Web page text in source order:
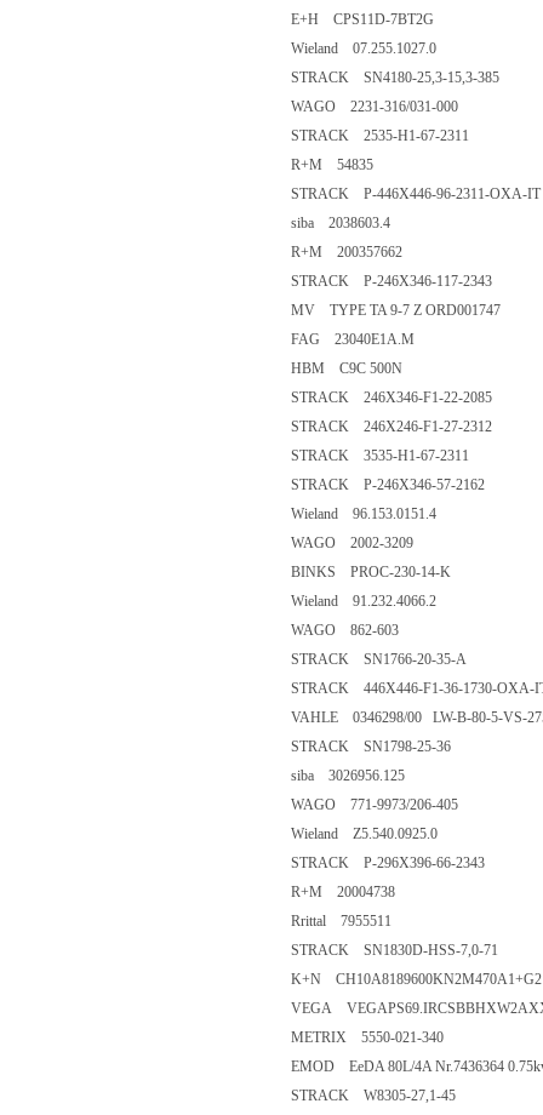
E+H CPS11D-7BT2G
Wieland 07.255.1027.0
STRACK SN4180-25,3-15,3-385
WAGO 2231-316/031-000
STRACK 2535-H1-67-2311
R+M 54835
STRACK P-446X446-96-2311-OXA-IT
siba 2038603.4
R+M 200357662
STRACK P-246X346-117-2343
MV TYPE TA 9-7 Z ORD001747
FAG 23040E1A.M
HBM C9C 500N
STRACK 246X346-F1-22-2085
STRACK 246X246-F1-27-2312
STRACK 3535-H1-67-2311
STRACK P-246X346-57-2162
Wieland 96.153.0151.4
WAGO 2002-3209
BINKS PROC-230-14-K
Wieland 91.232.4066.2
WAGO 862-603
STRACK SN1766-20-35-A
STRACK 446X446-F1-36-1730-OXA-
VAHLE 0346298/00 LW-B-80-5-VS-
STRACK SN1798-25-36
siba 3026956.125
WAGO 771-9973/206-405
Wieland Z5.540.0925.0
STRACK P-296X396-66-2343
R+M 20004738
Rrittal 7955511
STRACK SN1830D-HSS-7,0-71
K+N
VEGA
METRIX 5550-021-340
EMOD EeDA 80L/4A Nr.7436364
STRACK W8305-27,1-45